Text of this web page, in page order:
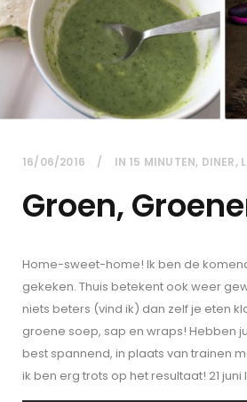
16/06/2016 IN 15 MINUTEN, DINER,
Groen,
Home-sweet-home! Ik ben de
gekeken. Thuis betekent ook weer
niets beters (vind ik) dan zelf je eten
groene soep, sap en wraps! Hebben
best spannend, in plaats van trainen
ik ben erg trots op het resultaat! 21 juni